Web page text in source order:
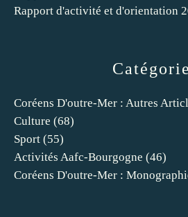
Coréens D'outre-Mer : Autres
Culture (68)
Sport (55)
Activités Aafc-Bourgogne (46)
Coréens D'outre-Mer :
Rapport d'activité et d'orientation